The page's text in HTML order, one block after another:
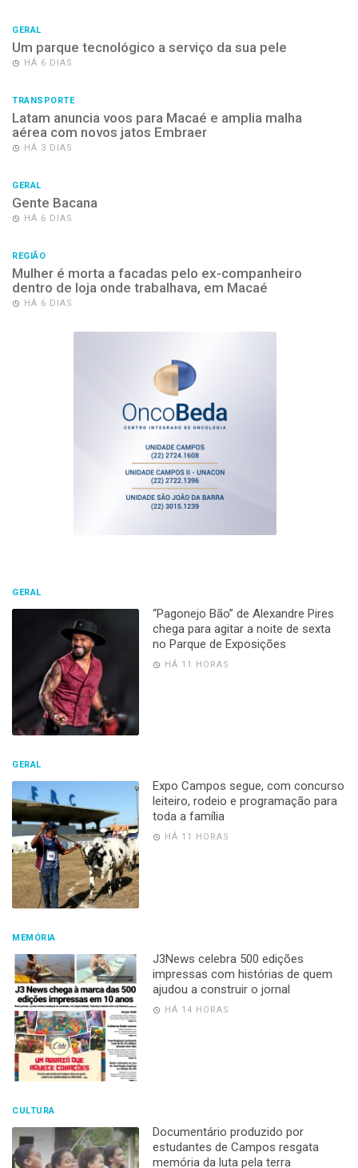
GERAL
Um parque tecnológico a serviço da sua pele
HÁ 6 DIAS
TRANSPORTE
Latam anuncia voos para Macaé e amplia malha
aérea com novos jatos Embraer
HÁ 3 DIAS
GERAL
Gente Bacana
HÁ 6 DIAS
REGIÃO
Mulher é morta a facadas pelo ex-companheiro
dentro de loja onde trabalhava, em Macaé
HÁ 6 DIAS
GERAL
“Pagonejo Bão” de Alexandre Pires
chega para agitar a noite de sexta
no Parque de Exposições
HÁ 11 HORAS
GERAL
Expo Campos segue, com concurso
leiteiro, rodeio e programação para
toda a família
HÁ 11 HORAS
MEMÓRIA
J3News celebra 500 edições
impressas com histórias de quem
ajudou a construir o jornal
HÁ 14 HORAS
CULTURA
Documentário produzido por
estudantes de Campos resgata
memória da luta pela terra